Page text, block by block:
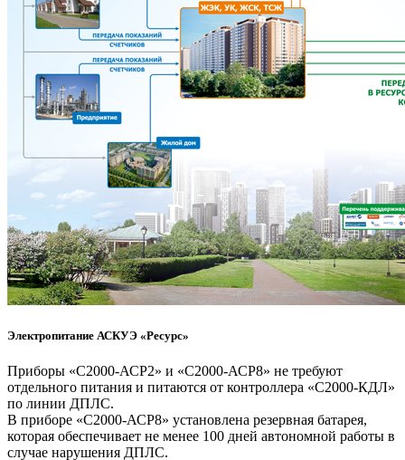
Электропитание АСКУЭ «Ресурс»
Приборы «С2000-АСР2» и «С2000-АСР8» не требуют
отдельного питания и питаются от контроллера «С2000-КДЛ»
по линии ДПЛС.
В приборе «С2000-АСР8» установлена резервная батарея,
которая обеспечивает не менее 100 дней автономной работы в
случае нарушения ДПЛС.